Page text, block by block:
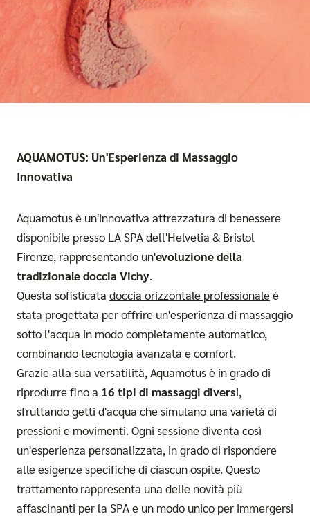
AQUAMOTUS: Un'Esperienza di Massaggio
Innovativa
Aquamotus è un'innovativa attrezzatura di benessere
disponibile presso LA SPA dell'Helvetia & Bristol
Firenze, rappresentando un'evoluzione della
tradizionale doccia Vichy.
Questa sofisticata doccia orizzontale professionaleè
stata progettata per offrire un'esperienza di massaggio
sotto l'acqua in modo completamente automatico,
combinando tecnologia avanzata e comfort.
Grazie alla sua versatilità, Aquamotus è in grado di
riprodurre fino a 16 tipi di massaggi diversi,
sfruttando getti d'acqua che simulano una varietà di
pressioni e movimenti. Ogni sessione diventa così
un'esperienza personalizzata, in grado di rispondere
alle esigenze specifiche di ciascun ospite. Questo
trattamento rappresenta una delle novità più
affascinanti per la SPA e un modo unico per immergersi